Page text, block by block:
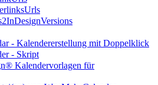
- Kalendererstellung mit Doppelklick
- Skript
Kalendervorlagen für